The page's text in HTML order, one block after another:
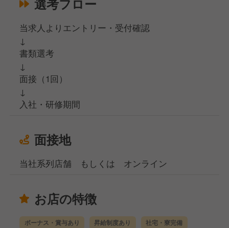
選考フロー
当求人よりエントリー・受付確認
↓
書類選考
↓
面接（1回）
↓
入社・研修期間
面接地
当社系列店舗 もしくは オンライン
お店の特徴
ボーナス・賞与あり 昇給制度あり 社宅・寮完備